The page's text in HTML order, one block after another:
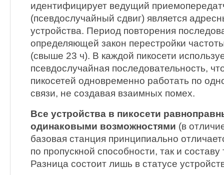
идентифицирует ведущий
(псевдослучайный сдвиг) является
устройства. Период повторения
определяющей закон перестройки
(свыше 23 ч). В каждой пикосети
псевдослучайная последовательность,
пикосетей одновременно работать по
связи, не создавая взаимных помех.
Все устройства в пикосети
одинаковыми возможностями (в
базовая станция принципиально
по пропускной способности, так и
Разница состоит лишь в статусе